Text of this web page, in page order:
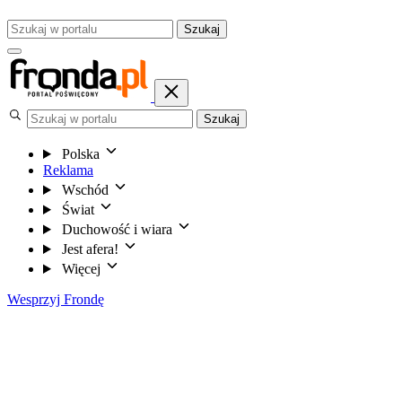
Szukaj
Szukaj
Polska
Reklama
Wschód
Świat
Duchowość i wiara
Jest afera!
Więcej
Wesprzyj Frondę